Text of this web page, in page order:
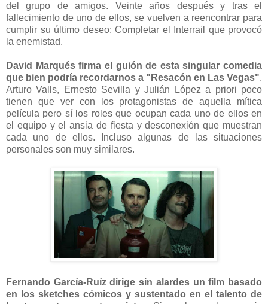
del grupo de amigos. Veinte años después y tras el
fallecimiento de uno de ellos, se vuelven a reencontrar para
cumplir su último deseo: Completar el Interrail que provocó
la enemistad.
David Marqués firma el guión de esta singular comedia
que bien podría recordarnos a "Resacón en Las Vegas".
Arturo Valls, Ernesto Sevilla y Julián López a priori poco
tienen que ver con los protagonistas de aquella mítica
película pero sí los roles que ocupan cada uno de ellos en
el equipo y el ansia de fiesta y desconexión que muestran
cada uno de ellos. Incluso algunas de las situaciones
personales son muy similares.
Fernando García-Ruíz dirige sin alardes un film basado
en los sketches cómicos y sustentado en el talento de